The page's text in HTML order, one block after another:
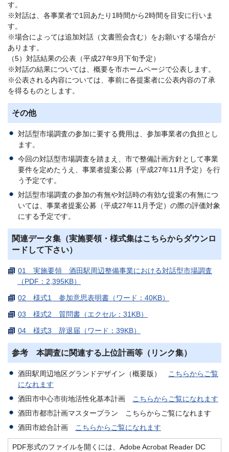
す。
※対話は、各事業者で1回あたり1時間から2時間を目安に行いま
す。
※場合によっては追加対話（文書照会含む）をお願いする場合が
あります。
（5）対話結果の公表（平成27年9月下旬予定）
※対話の結果については、概要を市ホームページで公表します。
※公表される内容については、事前に各提案者に公表内容の了承
を得るものとします。
その他
対話型市場調査の参加に要する費用は、参加事業者の負担とし
ます。
今回の対話型市場調査を踏まえ、市で整備計画方針として事業
要件を定めたうえ、事業者提案公募（平成27年11月予定）を行
う予定です。
対話型市場調査の参加の有無や対話時の有効な提案の有無につ
いては、事業者提案公募（平成27年11月予定）の際の評価対象
にする予定です。
関連データ集（実施要領・様式集はこちらからダウンロ
ードして下さい）
01 実施要領 酒田駅周辺整備事業における対話型市場調査
（PDF：2,395KB）
02 様式1 参加意思表明書（ワード：40KB）
03 様式2 質問書（エクセル：31KB）
04 様式3 辞退届（ワード：39KB）
参考 本調査に関連する上位計画等（リンク集）
酒田駅周辺地区グランドデザイン（概要版）
こちらからご覧
になれます
酒田市中心市街地活性化基本計画
こちらからご覧になれます
酒田市都市計画マスタープラン こちらからご覧になれます
酒田市総合計画 こちらからご覧になれます
PDF形式のファイルを開くには、Adobe Acrobat Reader DC